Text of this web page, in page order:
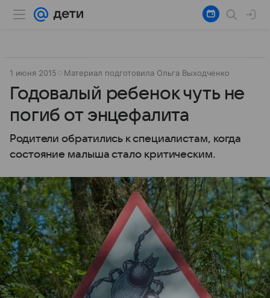
1 июня 2015 Материал подготовила Ольга Выходченко
Годовалый ребенок чуть не
погиб от энцефалита
Родители обратились к специалистам, когда
состояние малыша стало критическим.